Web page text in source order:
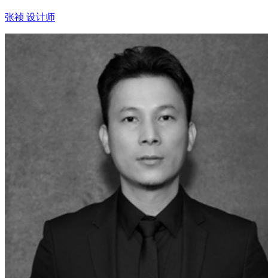
张祯 设计师